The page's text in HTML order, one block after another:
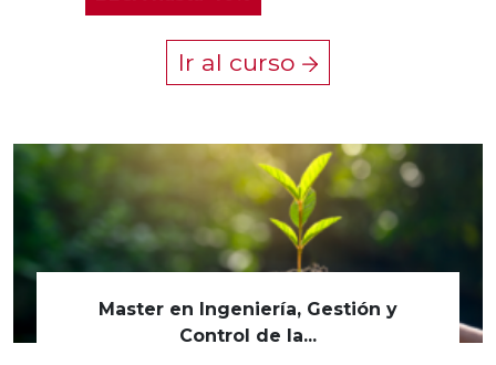
Ir al curso
Master en Ingeniería, Gestión y
Control de la...